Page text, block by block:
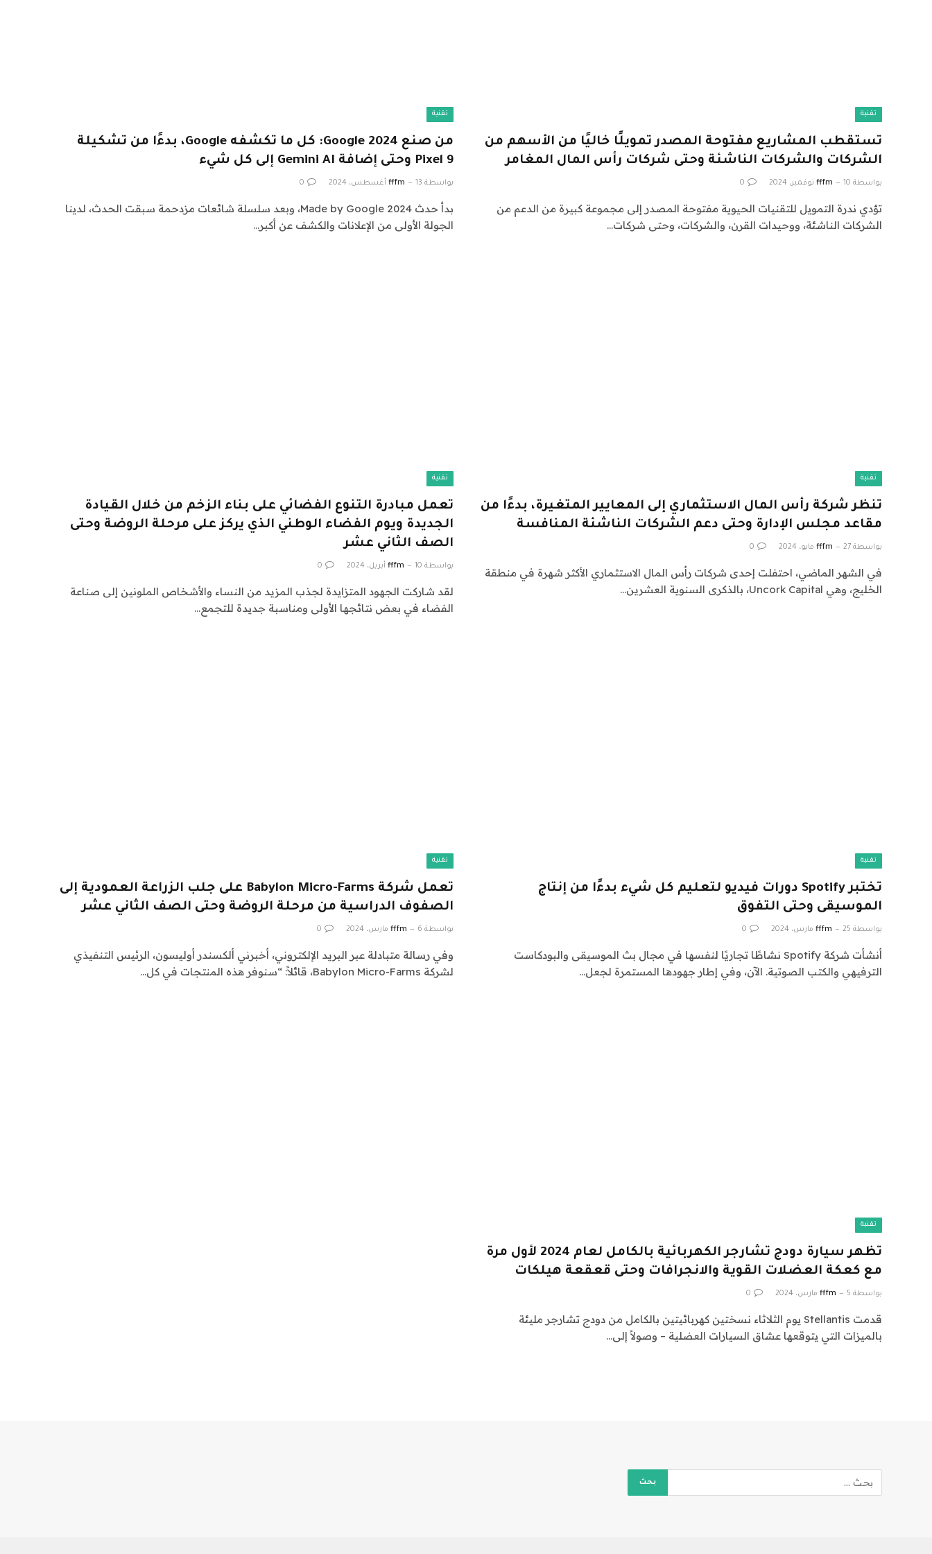
تقنية
تستقطب المشاريع مفتوحة المصدر تمويلًا خاليًا من الأسهم من
الشركات والشركات الناشئة وحتى شركات رأس المال المغامر
بواسطة fffm 10 نوفمبر، 2024 0
تؤدي ندرة التمويل للتقنيات الحيوية مفتوحة المصدر إلى مجموعة كبيرة من الدعم من
الشركات الناشئة، ووحيدات القرن، والشركات، وحتى شركات…
تقنية
من صنع Google 2024: كل ما تكشفه Google، بدءًا من تشكيلة
Pixel 9 وحتى إضافة Gemini AI إلى كل شيء
بواسطة fffm 13 أغسطس، 2024 0
بدأ حدث Made by Google 2024، وبعد سلسلة شائعات مزدحمة سبقت الحدث، لدينا
الجولة الأولى من الإعلانات والكشف عن أكبر…
تقنية
تنظر شركة رأس المال الاستثماري إلى المعايير المتغيرة، بدءًا من
مقاعد مجلس الإدارة وحتى دعم الشركات الناشئة المنافسة
بواسطة fffm 27 مايو، 2024 0
في الشهر الماضي، احتفلت إحدى شركات رأس المال الاستثماري الأكثر شهرة في منطقة
الخليج، وهي Uncork Capital، بالذكرى السنوية العشرين…
تقنية
تعمل مبادرة التنوع الفضائي على بناء الزخم من خلال القيادة
الجديدة ويوم الفضاء الوطني الذي يركز على مرحلة الروضة وحتى
الصف الثاني عشر
بواسطة fffm 10 أبريل، 2024 0
لقد شاركت الجهود المتزايدة لجذب المزيد من النساء والأشخاص الملونين إلى صناعة
الفضاء في بعض نتائجها الأولى ومناسبة جديدة للتجمع…
تقنية
تختبر Spotify دورات فيديو لتعليم كل شيء بدءًا من إنتاج
الموسيقى وحتى التفوق
بواسطة fffm 25 مارس، 2024 0
أنشأت شركة Spotify نشاطًا تجاريًا لنفسها في مجال بث الموسيقى والبودكاست
الترفيهي والكتب الصوتية. الآن، وفي إطار جهودها المستمرة لجعل…
تقنية
تعمل شركة Babylon Micro-Farms على جلب الزراعة العمودية إلى
الصفوف الدراسية من مرحلة الروضة وحتى الصف الثاني عشر
بواسطة fffm 6 مارس، 2024 0
وفي رسالة متبادلة عبر البريد الإلكتروني، أخبرني ألكسندر أوليسون، الرئيس التنفيذي
لشركة Babylon Micro-Farms، قائلاً: “سنوفر هذه المنتجات في كل…
تقنية
تظهر سيارة دودج تشارجر الكهربائية بالكامل لعام 2024 لأول مرة
مع كعكة العضلات القوية والانجرافات وحتى قعقعة هيلكات
بواسطة fffm 5 مارس، 2024 0
قدمت Stellantis يوم الثلاثاء نسختين كهربائيتين بالكامل من دودج تشارجر مليئة
بالميزات التي يتوقعها عشاق السيارات العضلية – وصولاً إلى…